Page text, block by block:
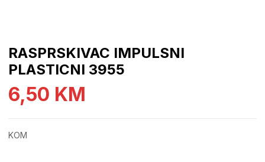
RASPRSKIVAC IMPULSNI
PLASTICNI 3955
6,50 KM
KOM